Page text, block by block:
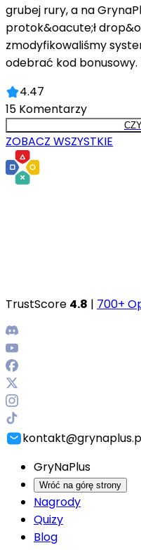
grubej rury, a na
protok&oacute;ł
zmodyfikowaliśmy
odebrać kod bonusowy.
4.47
15 Komentarzy
ZOBACZ WSZYSTKIE
TrustScore 4.8 | 700+
GryNaPlus
Wróć na górę strony
Nagrody
Quizy
Blog